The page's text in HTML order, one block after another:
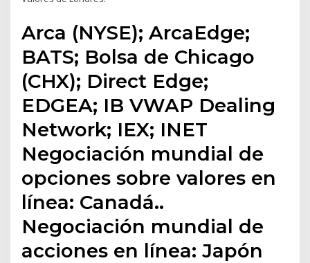
Arca (NYSE); ArcaEdge;
BATS; Bolsa de Chicago
(CHX); Direct Edge;
EDGEA; IB VWAP Dealing
Network; IEX; INET
Negociación mundial de
opciones sobre valores en
línea: Canadá..
Negociación mundial de
acciones en línea: Japón